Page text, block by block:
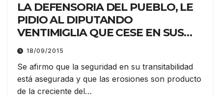
LA DEFENSORIA DEL PUEBLO, LE
PIDIO AL DIPUTANDO
VENTIMIGLIA QUE CESE EN SUS
CONDUCTAS DE ORIGINAR
MALESTAR Y ESTADOS DE PANICO
EN RELACION AL PUENTE
LAVALLE
18/09/2015
Se afirmo que la seguridad en su transitabilidad
está asegurada y que las erosiones son producto
de la creciente del…